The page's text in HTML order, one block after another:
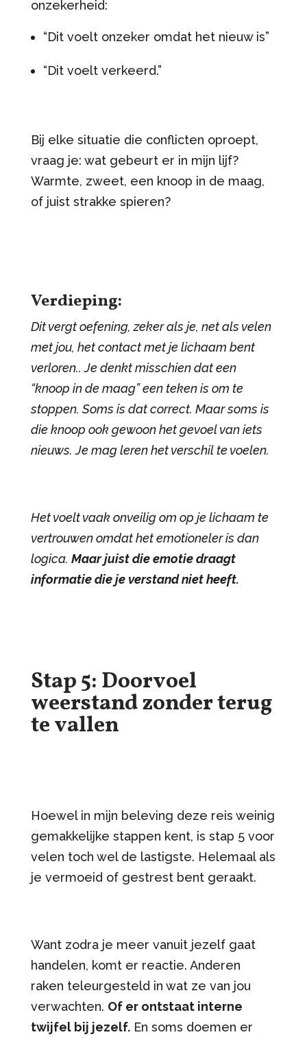
onzekerheid:
“Dit voelt onzeker omdat het nieuw is”
“Dit voelt verkeerd.”
Bij elke situatie die conflicten oproept,
vraag je: wat gebeurt er in mijn lijf?
Warmte, zweet, een knoop in de maag,
of juist strakke spieren?
Verdieping:
Dit vergt oefening, zeker als je, net als velen
met jou, het contact met je lichaam bent
verloren.. Je denkt misschien dat een
“knoop in de maag” een teken is om te
stoppen. Soms is dat correct. Maar soms is
die knoop ook gewoon het gevoel van iets
nieuws. Je mag leren het verschil te voelen.
Het voelt vaak onveilig om op je lichaam te
vertrouwen omdat het emotioneler is dan
logica. Maar juist die emotie draagt
informatie die je verstand niet heeft.
Stap 5: Doorvoel
weerstand zonder terug
te vallen
Hoewel in mijn beleving deze reis weinig
gemakkelijke stappen kent, is stap 5 voor
velen toch wel de lastigste. Helemaal als
je vermoeid of gestrest bent geraakt.
Want zodra je meer vanuit jezelf gaat
handelen, komt er reactie. Anderen
raken teleurgesteld in wat ze van jou
verwachten. Of er ontstaat interne
twijfel bij jezelf.En soms doemen er